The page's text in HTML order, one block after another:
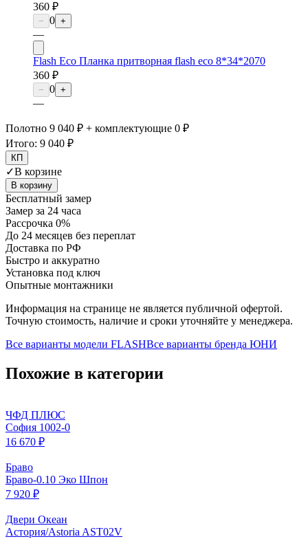
360 ₽
− 0 +
—
Flash Eco Планка притворная flash eco 8*34*2070
360 ₽
− 0 +
—
Полотно 9 040 ₽ + комплектующие 0 ₽
Итого: 9 040 ₽
КП
✓В корзине
В корзину
Бесплатный замер
Замер за 24 часа
Рассрочка 0%
До 24 месяцев без переплат
Доставка по РФ
Быстро и аккуратно
Установка под ключ
Опытные монтажники
Информация на странице не является публичной офертой.
Точную стоимость, наличие и сроки уточняйте у менеджера.
Все варианты модели FLASHВсе варианты бренда ЮНИ
Похожие в категории
ЧФД ПЛЮС
София 1002-0
16 670 ₽
Браво
Браво-0.10 Эко Шпон
7 920 ₽
Двери Океан
Астория/Astoria AST02V